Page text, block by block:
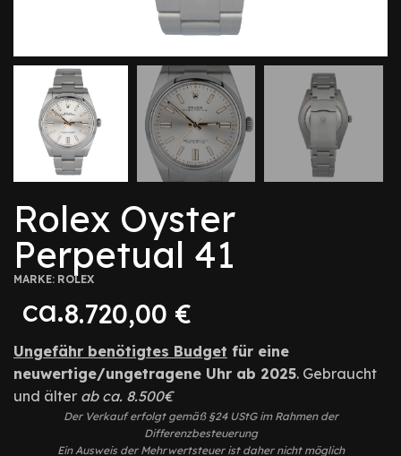
Rolex Oyster
Perpetual 41
MARKE: ROLEX
ca.8.720,00 €
Ungefähr benötigtes Budget für eine
neuwertige/ungetragene Uhr ab 2025. Gebraucht
und älter ab ca. 8.500€
Der Verkauf erfolgt gemäß §24 UStG im Rahmen der
Differenzbesteuerung
Ein Ausweis der Mehrwertsteuer ist daher nicht möglich